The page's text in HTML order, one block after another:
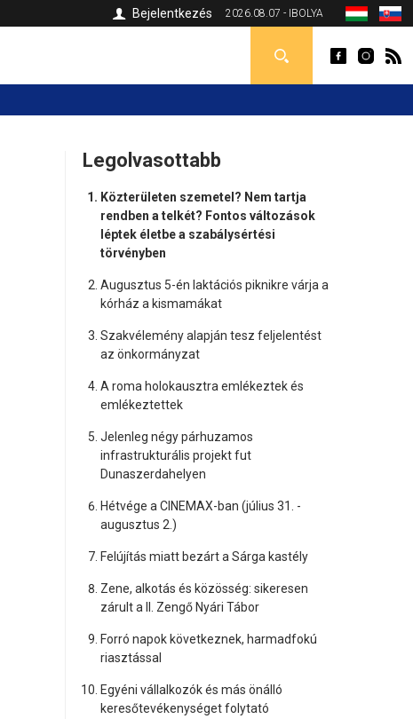
2026.08.07 - IBOLYA
Bejelentkezés
Legolvasottabb
Közterületen szemetel? Nem tartja
rendben a telkét? Fontos változások
léptek életbe a szabálysértési
törvényben
Augusztus 5-én laktációs piknikre várja a
kórház a kismamákat
Szakvélemény alapján tesz feljelentést
az önkormányzat
A roma holokausztra emlékeztek és
emlékeztettek
Jelenleg négy párhuzamos
infrastrukturális projekt fut
Dunaszerdahelyen
Hétvége a CINEMAX-ban (július 31. -
augusztus 2.)
Felújítás miatt bezárt a Sárga kastély
Zene, alkotás és közösség: sikeresen
zárult a II. Zengő Nyári Tábor
Forró napok következnek, harmadfokú
riasztással
Egyéni vállalkozók és más önálló
keresőtevékenységet folytató